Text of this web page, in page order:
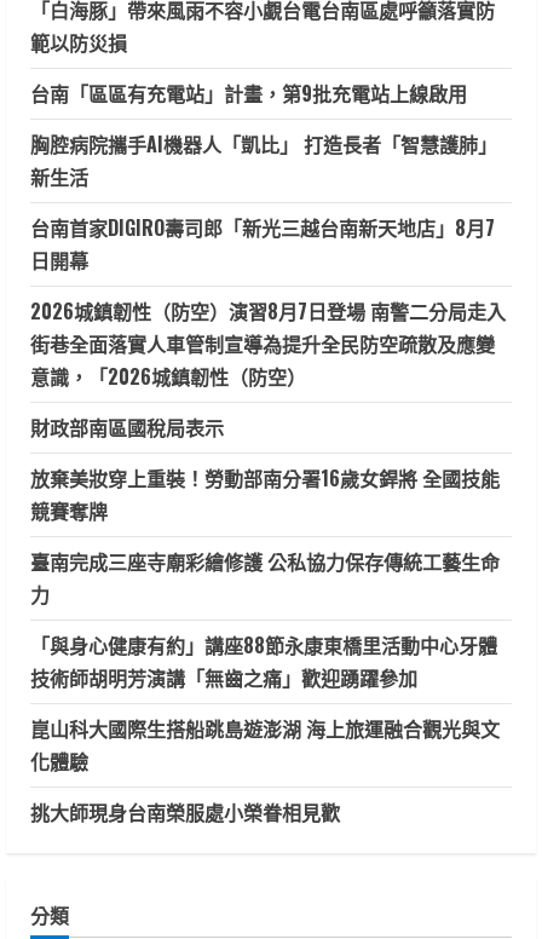
「白海豚」帶來風雨不容小覷台電台南區處呼籲落實防
範以防災損
台南「區區有充電站」計畫，第9批充電站上線啟用
胸腔病院攜手AI機器人「凱比」 打造長者「智慧護肺」
新生活
台南首家DIGIRO壽司郎「新光三越台南新天地店」8月7
日開幕
2026城鎮韌性（防空）演習8月7日登場 南警二分局走入
街巷全面落實人車管制宣導為提升全民防空疏散及應變
意識，「2026城鎮韌性（防空）
財政部南區國稅局表示
放棄美妝穿上重裝！勞動部南分署16歲女銲將 全國技能
競賽奪牌
臺南完成三座寺廟彩繪修護 公私協力保存傳統工藝生命
力
「與身心健康有約」講座88節永康東橋里活動中心牙體
技術師胡明芳演講「無齒之痛」歡迎踴躍參加
崑山科大國際生搭船跳島遊澎湖 海上旅運融合觀光與文
化體驗
挑大師現身台南榮服處小榮眷相見歡
分類